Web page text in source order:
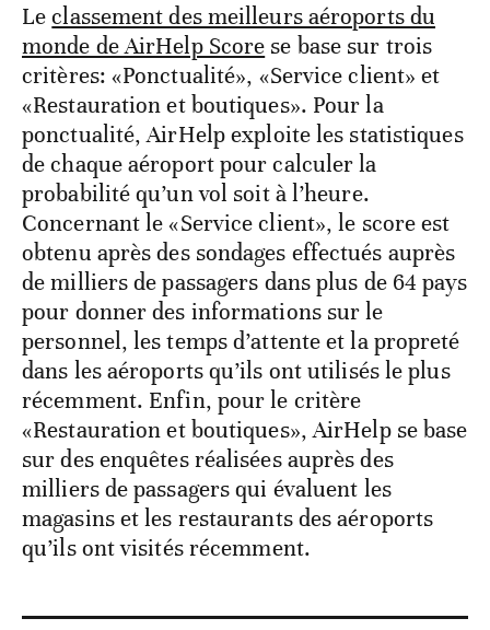
Leclassement des meilleurs aéroports du
monde de AirHelp Score se base sur trois
critères: «Ponctualité», «Service client» et
«Restauration et boutiques». Pour la
ponctualité, AirHelp exploite les statistiques
de chaque aéroport pour calculer la
probabilité qu’un vol soit à l’heure.
Concernant le «Service client», le score est
obtenu après des sondages effectués auprès
de milliers de passagers dans plus de 64 pays
pour donner des informations sur le
personnel, les temps d’attente et la propreté
dans les aéroports qu’ils ont utilisés le plus
récemment. Enfin, pour le critère
«Restauration et boutiques», AirHelp se base
sur des enquêtes réalisées auprès des
milliers de passagers qui évaluent les
magasins et les restaurants des aéroports
qu’ils ont visités récemment.